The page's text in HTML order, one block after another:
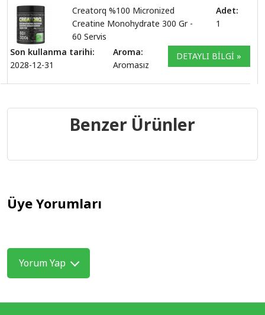
Creatorq %100 Micronized
Creatine Monohydrate 300 Gr -
60 Servis
Adet:
1
Son kullanma tarihi:
2028-12-31
Aroma:
Aromasız
DETAYLI BİLGİ »
Benzer Ürünler
Üye Yorumları
Yorum Yap